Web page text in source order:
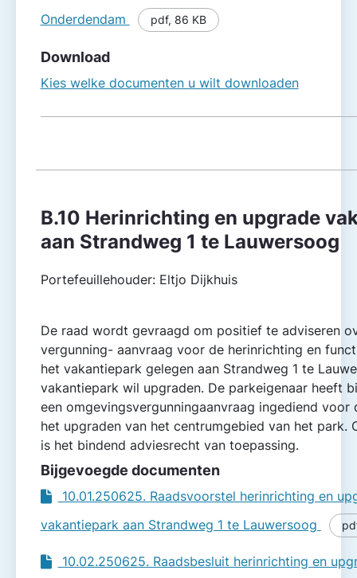
Onderdendam
pdf, 86 KB
Download
Kies welke documenten u wilt downloaden
B.10 Herinrichting en upgrade
aan Strandweg 1 te Lauwersoog
Portefeuillehouder: Eltjo Dijkhuis
De raad wordt gevraagd om positief te adviseren
vergunning- aanvraag voor de herinrichting en
het vakantiepark gelegen aan Strandweg 1 te
vakantiepark wil upgraden. De parkeigenaar heeft
een omgevings­vergunningaanvraag ingediend voor
het upgraden van het centrumgebied van het park.
is het bindend adviesrecht van toepassing.
Bijgevoegde documenten
10.01.250625. Raadsvoorstel herinrichting en
vakantiepark aan Strandweg 1 te Lauwersoog
10.02.250625. Raadsbesluit herinrichting en